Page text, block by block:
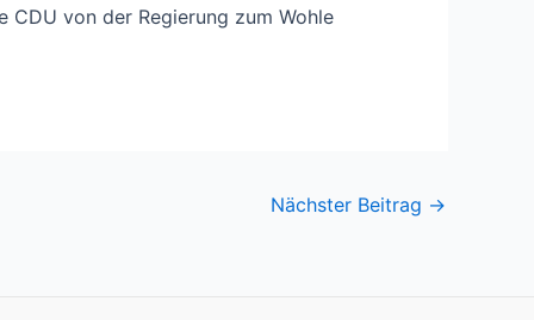
von der Regierung zum Wohle
Nächster Beitrag →